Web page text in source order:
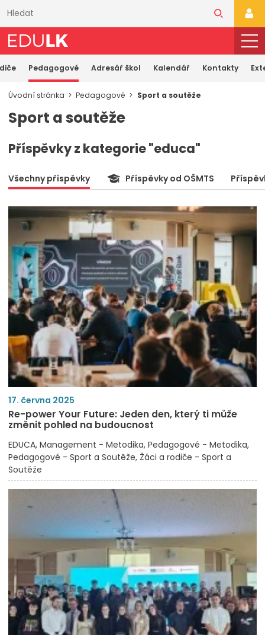
obsahu
Pedagogové Adresář škol Kalendář Kontakty
Úvodní stránka Pedagogové Sport a soutěže
Sport a soutěže
Příspěvky z kategorie "educa"
Všechny příspěvky Příspěvky od OŠMTS
17. června 2025
Re-power Your Future: Jeden den, který ti může
změnit pohled na budoucnost
EDUCA Management - Metodika Pedagogové - Metodika
Pedagogové - Sport a Soutěže Žáci a rodiče - Sport a
Soutěže